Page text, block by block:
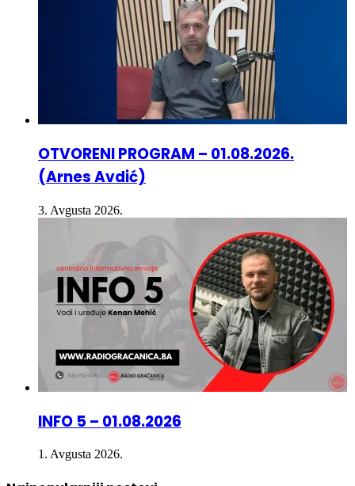
OTVORENI PROGRAM – 01.08.2026.
(Arnes Avdić)
3. Avgusta 2026.
INFO 5 – 01.08.2026
1. Avgusta 2026.